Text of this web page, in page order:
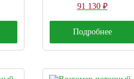
91 130 ₽
Подробнее